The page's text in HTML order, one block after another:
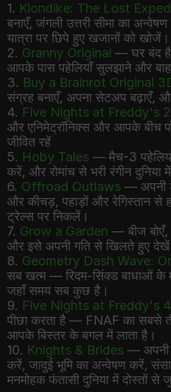
1. Klondike: The Lost
बनाएँ, जंगली उत्तरी सीमा का
यात्रा पर छिपे हुए खजानों को खोजें।
2. Granny Original — घर बंद
आपके पास पहेलियाँ सुलझाने और
3. Buy a Brainrot Original
संग्रह बनाएँ, अपना सेटअप बढ़ाएँ,
4. Five Nights at Freddy's 2
और एनिमेट्रॉनिक्स और आपके बीच
जीवित रहें
5. Hoby Tales — मैच-3
करें, और रोमांच से भरी रंगीन दुनिया
6. Offroad Outlaws — अपनी
और कीचड़, पहाड़ों और रेगिस्तान से
ट्रेल्स पर निकलें।
7. Grow a Garden — बीज
और इसे अपनी गति से खिलते हुए
8. Geometry Dash Wave:
सब खत्म — रिदम-सिंक्ड बाधाओं के
जहाँ समय सब कुछ है।
9. Five Nights at Freddy's 4
पीछा करता है — FNAF का सबसे
आपके बिस्तर के बगल में लाता है।
10. Knights & Brides — अपनी
करें, जादुई भूमि का अन्वेषण करें,
मनमोहक फंतासी दुनिया में दोस्तों से